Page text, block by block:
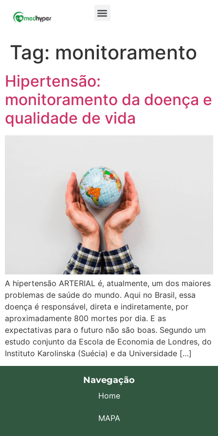
Tag: monitoramento
Hipertensão:
monitoramento da doença e
qualidade de vida
A hipertensão ARTERIAL é, atualmente, um dos maiores
problemas de saúde do mundo. Aqui no Brasil, essa
doença é responsável, direta e indiretamente, por
aproximadamente 800 mortes por dia. E as
expectativas para o futuro não são boas. Segundo um
estudo conjunto da Escola de Economia de Londres, do
Instituto Karolinska (Suécia) e da Universidade […]
Navegação
Home
MAPA